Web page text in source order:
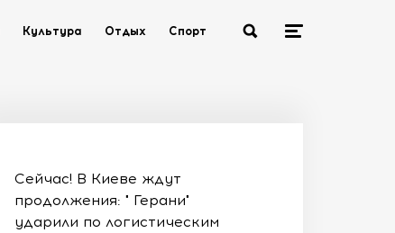
Культура Отдых Спорт
Сейчас! В Киеве ждут
продолжения: " Герани"
ударили по логистическим